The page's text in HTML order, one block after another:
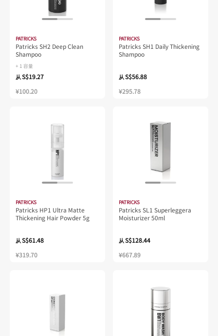
PATRICKS
Patricks SH2 Deep Clean
Shampoo
+ 1 容量
从S$19.27
¥100.20
PATRICKS
Patricks SH1 Daily Thickening
Shampoo
从S$56.88
¥295.78
PATRICKS
Patricks HP1 Ultra Matte
Thickening Hair Powder 5g
从S$61.48
¥319.70
PATRICKS
Patricks SL1 Superleggera
Moisturizer 50ml
从S$128.44
¥667.89